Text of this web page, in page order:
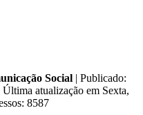
Social | Publicado:
Última atualização em Sexta,
8587